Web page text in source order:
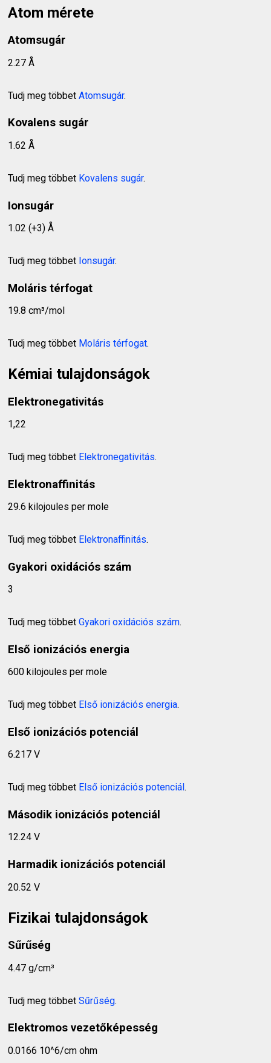
Atom mérete
Atomsugár
2.27 Å
Tudj meg többetAtomsugár.
Kovalens sugár
1.62 Å
Tudj meg többet Kovalens sugár.
Ionsugár
1.02 (+3) Å
Tudj meg többet Ionsugár.
Moláris térfogat
19.8 cm³/mol
Tudj meg többet Moláris térfogat.
Kémiai tulajdonságok
Elektronegativitás
1,22
Tudj meg többet Elektronegativitás.
Elektronaffinitás
29.6 kilojoules per mole
Tudj meg többet Elektronaffinitás.
Gyakori oxidációs szám
3
Tudj meg többetGyakori oxidációs szám.
Első ionizációs energia
600 kilojoules per mole
Tudj meg többet Első ionizációs energia.
Első ionizációs potenciál
6.217 V
Tudj meg többet Első ionizációs potenciál.
Második ionizációs potenciál
12.24 V
Harmadik ionizációs potenciál
20.52 V
Fizikai tulajdonságok
Sűrűség
4.47 g/cm³
Tudj meg többetSűrűség.
Elektromos vezetőképesség
0.0166 10^6/cm ohm